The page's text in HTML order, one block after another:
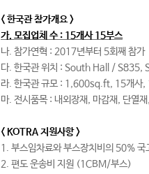
< 한국관 참가개요 >
가. 모집업체 수 : 15개사 15부스
나. 참가연혁 : 2017년부터 5회째 참가
다. 한국관 위치 : South Hall / S835,
라. 한국관 규모 : 1,600sq.ft, 15개사,
마. 전시품목 : 내외장재, 마감재, 단열
< KOTRA 지원사항 >
1. 부스임차료와 부스장치비의 50% 국
2. 편도 운송비 지원 (1CBM/부스)